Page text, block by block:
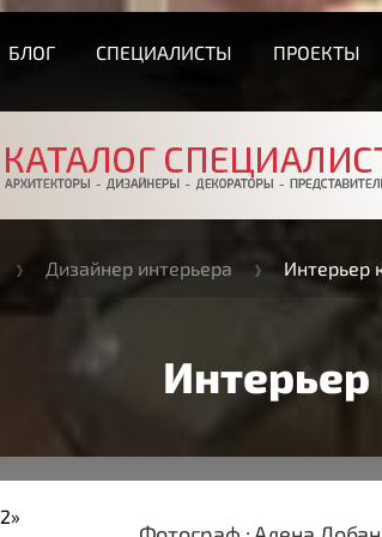
БЛОГ СПЕЦИАЛИСТЫ ПРОЕКТЫ
Дизайнер интерьера Интерьер
Интерьер